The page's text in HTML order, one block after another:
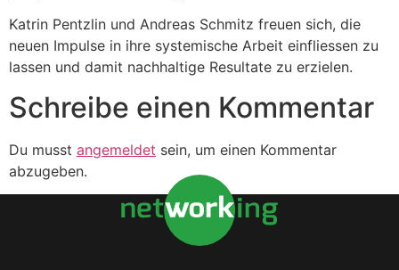
Katrin Pentzlin und Andreas Schmitz freuen sich, die
neuen Impulse in ihre systemische Arbeit einfliessen zu
lassen und damit nachhaltige Resultate zu erzielen.
Schreibe einen Kommentar
Du musst angemeldet sein, um einen Kommentar
abzugeben.